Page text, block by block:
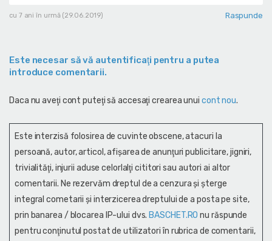
cu 7 ani în urmă (29.06.2019) Raspunde
Este necesar să vă autentificaţi pentru a putea
introduce comentarii.
Daca nu aveţi cont puteţi să accesaţi crearea unui cont nou.
Este interzisă folosirea de cuvinte obscene, atacuri la
persoană, autor, articol, afişarea de anunţuri publicitare, jigniri,
trivialităţi, injurii aduse celorlalţi cititori sau autori ai altor
comentarii. Ne rezervăm dreptul de a cenzura și şterge
integral cometarii și interzicerea dreptului de a posta pe site,
prin banarea / blocarea IP-ului dvs. BASCHET.RO nu răspunde
pentru conţinutul postat de utilizatori în rubrica de comentarii,